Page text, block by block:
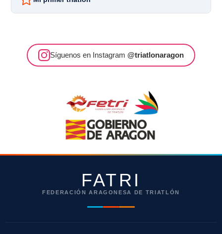
Síguenos en Instagram @triatlonaragon
FATRI
FEDERACIÓN ARAGONESA DE TRIATLÓN